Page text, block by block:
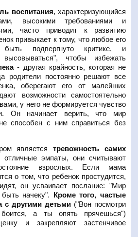
воспитания, характеризующийся
высокими требованиями и
часто приводит к развитию
привыкает к тому, что любое его
подвергнуто критике, и
высовываться", чтобы избежать
- другая крайность, которая не
родители постоянно решают все
оберегают его от малейших
возможности самостоятельно
у него не формируется чувство
Он начинает верить, что мир
способен с ним справиться без
являетсятревожность самих
эмпаты, они считывают
взрослых. Если мама
о том, что ребенок простудится,
он усваивает послание: "Мир
начеку". Кроме того, частые
с другими детьми ("Вон посмотри
а ты опять прячешься")
и закрепляют застенчивое